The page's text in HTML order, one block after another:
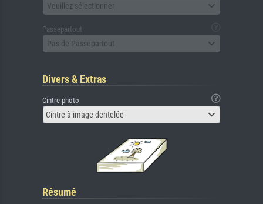
Veuillez sélectionner
Passepartout
Pas de Passepartout
Divers & Extras
Cintre photo
Cintre à image dentelée
Résumé